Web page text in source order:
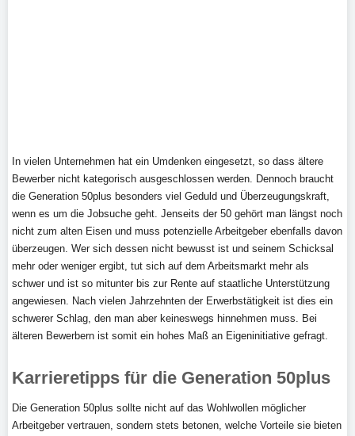
In vielen Unternehmen hat ein Umdenken eingesetzt, so dass ältere
Bewerber nicht kategorisch ausgeschlossen werden. Dennoch braucht
die Generation 50plus besonders viel Geduld und Überzeugungskraft,
wenn es um die Jobsuche geht. Jenseits der 50 gehört man längst noch
nicht zum alten Eisen und muss potenzielle Arbeitgeber ebenfalls davon
überzeugen. Wer sich dessen nicht bewusst ist und seinem Schicksal
mehr oder weniger ergibt, tut sich auf dem Arbeitsmarkt mehr als
schwer und ist so mitunter bis zur Rente auf staatliche Unterstützung
angewiesen. Nach vielen Jahrzehnten der Erwerbstätigkeit ist dies ein
schwerer Schlag, den man aber keineswegs hinnehmen muss. Bei
älteren Bewerbern ist somit ein hohes Maß an Eigeninitiative gefragt.
Karrieretipps für die Generation 50plus
Die Generation 50plus sollte nicht auf das Wohlwollen möglicher
Arbeitgeber vertrauen, sondern stets betonen, welche Vorteile sie bieten